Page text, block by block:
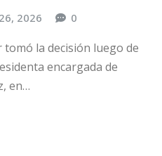
2026 0
la decisión luego de
encargada de
en…